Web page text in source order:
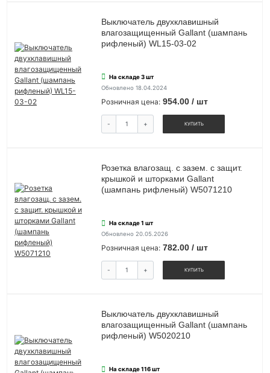
Выключатель двухклавишный
влагозащищенный Gallant (шампань
рифленый) WL15-03-02
На складе 3 шт
Обновлено 18.04.2024
Розничная цена: 954.00 / шт
- + КУПИТЬ
Розетка влагозащ. с зазем. с защит.
крышкой и шторками Gallant
(шампань рифленый) W5071210
На складе 1 шт
Обновлено 20.05.2026
Розничная цена: 782.00 / шт
- + КУПИТЬ
Выключатель двухклавишный
влагозащищенный Gallant (шампань
рифленый) W5020210
На складе 116 шт